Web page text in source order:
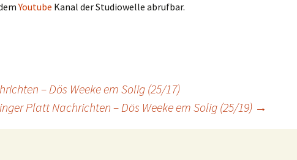
Youtube Kanal der Studiowelle abrufbar.
– Dös Weeke em Solig (25/17)
Platt Nachrichten – Dös Weeke em Solig (25/19) →